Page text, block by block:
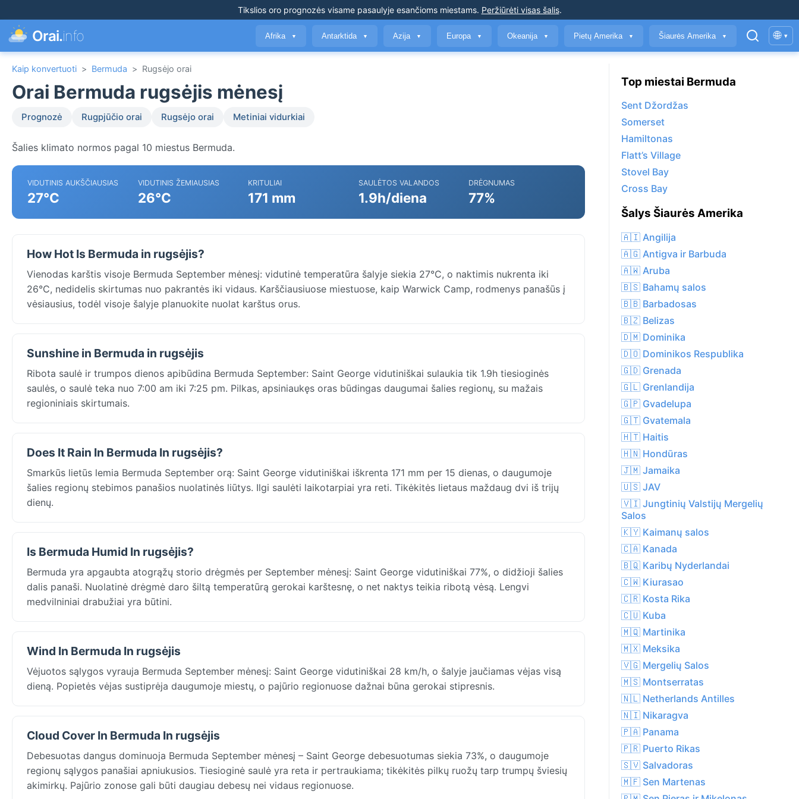
Tikslios oro prognozėsvisame pasaulyje esančioms miestams. Peržiūrėti visas šalis.
Orai.info Afrika ▼ Antarktida ▼ Azija ▼ Europa ▼ Okeanija ▼ Pietų Amerika ▼ Šiaurės Amerika ▼ 🌐 ▾
Kaip konvertuoti > Bermuda > Rugsėjo orai
Orai Bermuda rugsėjis mėnesį
Prognozė Rugpjūčio orai Rugsėjo orai Metiniai vidurkiai
Šalies klimato normos pagal 10 miestus Bermuda.
VIDUTINIS AUKŠČIAUSIAS
27°C
VIDUTINIS ŽEMIAUSIAS
26°C
KRITULIAI
171 mm
SAULĖTOS VALANDOS
1.9h/diena
DRĖGNUMAS
77%
How Hot Is Bermuda in rugsėjis?
Vienodas karštis visoje Bermuda September mėnesį: vidutinė temperatūra šalyje siekia 27°C, o naktimis nukrenta iki
26°C, nedidelis skirtumas nuo pakrantės iki vidaus. Karščiausiuose miestuose, kaip Warwick Camp, rodmenys panašūs į
vėsiausius, todėl visoje šalyje planuokite nuolat karštus orus.
Sunshine in Bermuda in rugsėjis
Ribota saulė ir trumpos dienos apibūdina Bermuda September: Saint George vidutiniškai sulaukia tik 1.9h tiesioginės
saulės, o saulė teka nuo 7:00 am iki 7:25 pm. Pilkas, apsiniaukęs oras būdingas daugumai šalies regionų, su mažais
regioniniais skirtumais.
Does It Rain In Bermuda In rugsėjis?
Smarkūs lietūs lemia Bermuda September orą: Saint George vidutiniškai iškrenta 171 mm per 15 dienas, o daugumoje
šalies regionų stebimos panašios nuolatinės liūtys. Ilgi saulėti laikotarpiai yra reti. Tikėkitės lietaus maždaug dvi iš trijų
dienų.
Is Bermuda Humid In rugsėjis?
Bermuda yra apgaubta atogrąžų storio drėgmės per September mėnesį: Saint George vidutiniškai 77%, o didžioji šalies
dalis panaši. Nuolatinė drėgmė daro šiltą temperatūrą gerokai karštesnę, o net naktys teikia ribotą vėsą. Lengvi
medvilniniai drabužiai yra būtini.
Wind In Bermuda In rugsėjis
Vėjuotos sąlygos vyrauja Bermuda September mėnesį: Saint George vidutiniškai 28 km/h, o šalyje jaučiamas vėjas visą
dieną. Popietės vėjas sustiprėja daugumoje miestų, o pajūrio regionuose dažnai būna gerokai stipresnis.
Cloud Cover In Bermuda In rugsėjis
Debesuotas dangus dominuoja Bermuda September mėnesį – Saint George debesuotumas siekia 73%, o daugumoje
regionų sąlygos panašiai apniukusios. Tiesioginė saulė yra reta ir pertraukiama; tikėkitės pilkų ruožų tarp trumpų šviesių
akimirkų. Pajūrio zonose gali būti daugiau debesų nei vidaus regionuose.
Top miestai Bermuda
Sent Džordžas
Somerset
Hamiltonas
Flatt’s Village
Stovel Bay
Cross Bay
Šalys Šiaurės Amerika
🇦🇮 Angilija
🇦🇬 Antigva ir Barbuda
🇦🇼 Aruba
🇧🇸 Bahamų salos
🇧🇧 Barbadosas
🇧🇿 Belizas
🇩🇲 Dominika
🇩🇴 Dominikos Respublika
🇬🇩 Grenada
🇬🇱 Grenlandija
🇬🇵 Gvadelupa
🇬🇹 Gvatemala
🇭🇹 Haitis
🇭🇳 Hondūras
🇯🇲 Jamaika
🇺🇸 JAV
🇻🇮 Jungtinių Valstijų Mergelių
Salos
🇰🇾 Kaimanų salos
🇨🇦 Kanada
🇧🇶 Karibų Nyderlandai
🇨🇼 Kiurasao
🇨🇷 Kosta Rika
🇨🇺 Kuba
🇲🇶 Martinika
🇲🇽 Meksika
🇻🇬 Mergelių Salos
🇲🇸 Montserratas
🇳🇱 Netherlands Antilles
🇳🇮 Nikaragva
🇵🇦 Panama
🇵🇷 Puerto Rikas
🇸🇻 Salvadoras
🇲🇫 Sen Martenas